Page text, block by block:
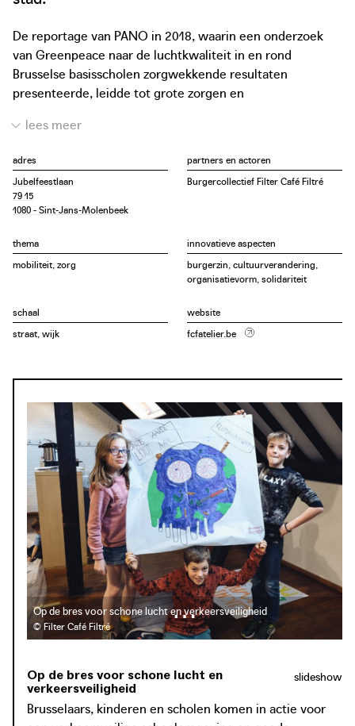
De reportage van PANO in 2018, waarin een onderzoek
van Greenpeace naar de luchtkwaliteit in en rond
Brusselse basisscholen zorgwekkende resultaten
presenteerde, leidde tot grote zorgen en
Schoolstraten werden elke vrijdagochtend afgesloten
aandacht te vragen voor de slechte luchtkwaliteit en de
penibele situatie van de actieve weggebruiker in de stad.
Al snel sloeg de vlam over naar andere scholen in meer
Ruim twee jaar actievoeren heeft het thema
luchtkwaliteit definitief op de politieke agenda gezet. In
pleit zij niet enkel voor tijdelijke schoolstraten maar voor
een permanente herinrichting van publieke ruimtes. Om
Met het Atelier wil Filter Café op een co-creatieve manier
verschillende plekken in de stad. Zo werd onlangs in
samenwerking met Bral, Heroes for Zero en AWB het
Andere Atelier opgericht, waarin dit collectief van
burgerbewegingen bijdraagt aan het Actieplan
Verkeersveiligheidmet een Vision Beyond Zero. In de
workshops worden steeds buurtbewoners, experts,
architecten, overheidsdiensten en andere actoren
betrokken. Het doel is steeds het ontwikkelen van
constructieve ontwerpvoorstellen die passen in een
autoluwe, leefbare en klimaatrobuuste stad.
adres
Jubelfeestlaan
79 15
1080 - Sint-Jans-Molenbeek
partners en actoren
Burgercollectief Filter Café Filtré
thema
mobiliteit, zorg
innovatieve aspecten
burgerzin, cultuurverandering,
organisatievorm, solidariteit
schaal
straat, wijk
website
fcfatelier.be
Op de bres voor schone lucht en verkeersveiligheid
© Filter Café Filtré
slideshow
Op de bres voor schone lucht en
verkeersveiligheid
Brusselaars, kinderen en scholen komen in actie voor